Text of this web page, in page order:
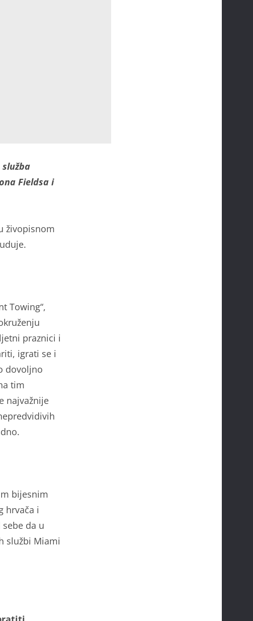
Fieldsa i
živopisnom
Towing“,
praznici i
igrati se i
dovoljno
tim
najvažnije
bijesnim
hrvača i
da u
službi Miami